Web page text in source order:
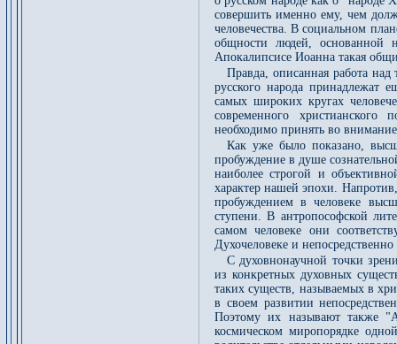
совершить именно ему, чем
человечества. В социальном
общности людей,
Апокалипсисе Иоанна такая
Правда, описанная работа
русского народа принадлежат
самых широких кругах
современного
необходимо принять во
Как уже было показано,
пробуждение в душе
наиболее строгой и
характер нашей эпохи.
пробуждением в человеке
ступени. В антропософской
самом человеке они
Духочеловеке и
С духовнонаучной точки
из конкретных духовных
таких существ, называемых в
в своем развитии
Поэтому их называют также
космическом миропорядке